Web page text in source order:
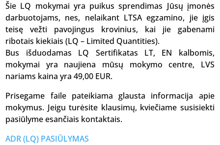
Šie LQ mokymai yra puikus sprendimas Jūsų įmonės
darbuotojams, nes, nelaikant LTSA egzamino, jie įgis
teisę vežti pavojingus krovinius, kai jie gabenami
ribotais kiekiais (LQ – Limited Quantities).
Bus išduodamas LQ Sertifikatas LT, EN kalbomis,
mokymai yra naujiena mūsų mokymo centre, LVS
nariams kaina yra 49,00 EUR.
Prisegame faile pateikiama glausta informacija apie
mokymus. Jeigu turėsite klausimų, kviečiame susisiekti
pasiūlyme esančiais kontaktais.
ADR (LQ) PASIŪLYMAS